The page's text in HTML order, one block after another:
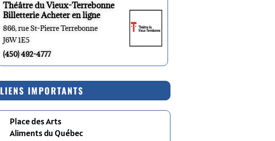
Théâtre du Vieux-Terrebonne
Billetterie Acheter en ligne
866, rue St-Pierre Terrebonne
J6W 1E5
(450) 492-4777
LIENS IMPORTANTS
Place des Arts
Aliments du Québec